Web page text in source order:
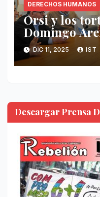
DERECHOS HUMANOS
Orsi y los
Domingo
DIC 11, 2025 IST
Descargar Prensa